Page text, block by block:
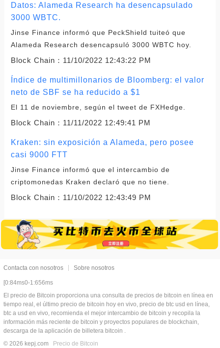
Datos: Alameda Research ha desencapsulado
3000 WBTC.
Jinse Finance informó que PeckShield tuiteó que
Alameda Research desencapsuló 3000 WBTC hoy.
Block Chain： 11/10/2022 12:43:22 PM
Índice de multimillonarios de Bloomberg: el valor
neto de SBF se ha reducido a $1
El 11 de noviembre, según el tweet de FXHedge.
Block Chain： 11/11/2022 12:49:41 PM
Kraken: sin exposición a Alameda, pero posee
casi 9000 FTT
Jinse Finance informó que el intercambio de
criptomonedas Kraken declaró que no tiene.
Block Chain： 11/10/2022 12:43:49 PM
Contacta con nosotros Sobre nosotros
[0:84ms0-1:656ms
El precio de Bitcoin proporciona una consulta de precios de bitcoin en línea en
tiempo real, el último precio de bitcoin hoy en vivo, precio de btc usd en línea,
btc a usd en vivo, recomienda el mejor intercambio de bitcoin y recopila la
información más reciente de bitcoin y proyectos populares de blockchain,
descarga de la aplicación de billetera bitcoin .
© 2026 kepj.com Precio de Bitcoin